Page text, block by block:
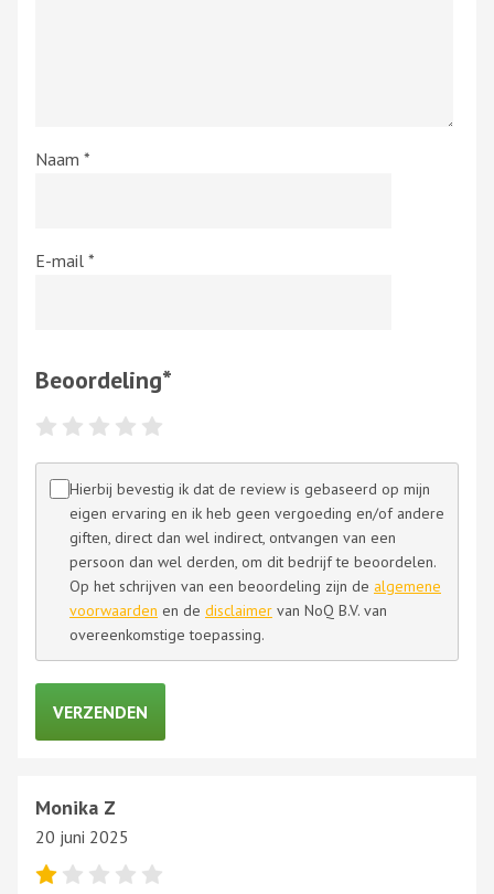
Naam *
E-mail *
Beoordeling*
Hierbij bevestig ik dat de review is gebaseerd op mijn
eigen ervaring en ik heb geen vergoeding en/of andere
giften, direct dan wel indirect, ontvangen van een
persoon dan wel derden, om dit bedrijf te beoordelen.
Op het schrijven van een beoordeling zijn de algemene
voorwaarden en de disclaimer van NoQ B.V. van
overeenkomstige toepassing.
Monika Z
20 juni 2025